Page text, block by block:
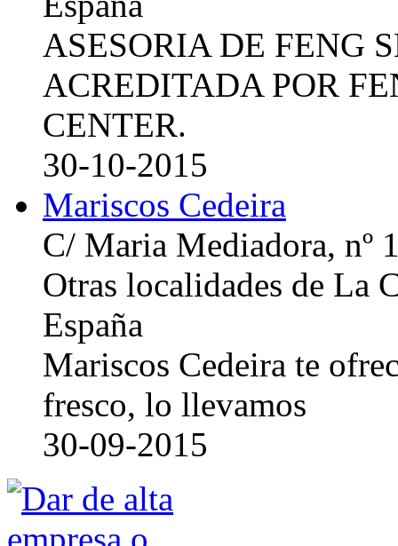
ASESORIA DE FENG
ACREDITADA POR
CENTER.
30-10-2015
Mariscos Cedeira
C/ Maria Mediadora, nº
Otras localidades de La
España
Mariscos Cedeira te
fresco, lo llevamos
30-09-2015